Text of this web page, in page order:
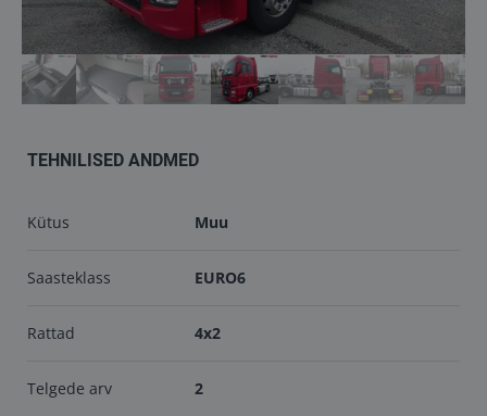
info@keilma.ee
+372 605 2000
TEHNILISED ANDMED
Kütus Muu
Saasteklass EURO6
Rattad 4x2
Telgede arv 2